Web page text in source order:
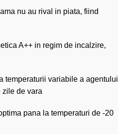
nu au rival in piata, fiind
A++ in regim de incalzire,
temperaturii variabile a agentului
zile de vara
pana la temperaturi de -20